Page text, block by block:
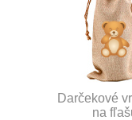
Darčekové
na